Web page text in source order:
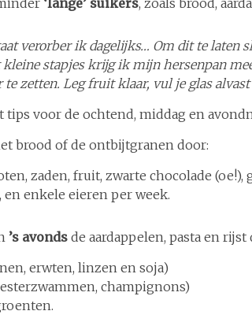
‘lange’ suikers, zoals brood,
verorber ik dagelijks… Om dit te laten
stapjes krijg ik mijn hersenpan
zetten. Leg fruit klaar, vul je glas
tips voor de ochtend, middag en
brood of de ontbijtgranen door:
zaden, fruit, zwarte chocolade
enkele eieren per week.
’s avonds de aardappelen, pasta en rijst
erwten, linzen en soja)
champignons)